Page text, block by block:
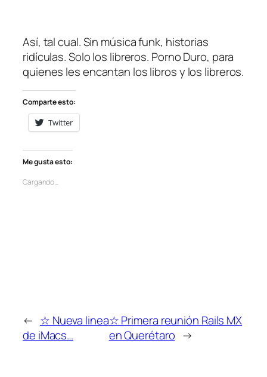
Así, tal cual. Sin música funk, historias
ridículas. Solo los libreros. Porno Duro, para
quienes les encantan los libros y los libreros.
Comparte esto:
Twitter
Me gusta esto:
Cargando…
← ☆ Nueva linea
de iMacs…
☆ Primera reunión Rails MX
en Querétaro →